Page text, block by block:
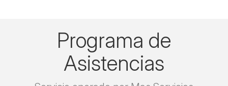
Programa de
Asistencias